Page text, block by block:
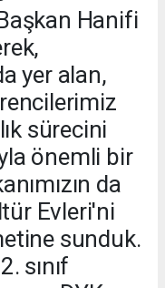
Hanifi
yer alan,
sürecini
önemli bir
da
Evleri'ni
sunduk.
sınıf